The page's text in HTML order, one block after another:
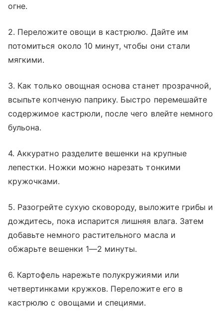
огне.
2. Переложите овощи в кастрюлю. Дайте им
потомиться около 10 минут, чтобы они стали
мягкими.
3. Как только овощная основа станет прозрачной,
всыпьте копченую паприку. Быстро перемешайте
содержимое кастрюли, после чего влейте немного
бульона.
4. Аккуратно разделите вешенки на крупные
лепестки. Ножки можно нарезать тонкими
кружочками.
5. Разогрейте сухую сковороду, выложите грибы и
дождитесь, пока испарится лишняя влага. Затем
добавьте немного растительного масла и
обжарьте вешенки 1—2 минуты.
6. Картофель нарежьте полукружиями или
четвертинками кружков. Переложите его в
кастрюлю с овощами и специями.